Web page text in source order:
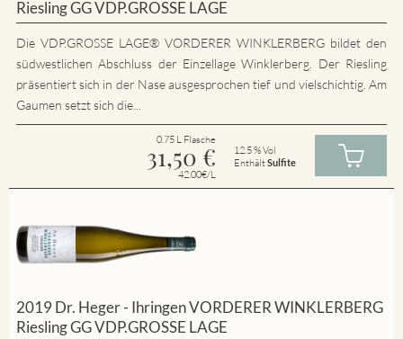
Riesling GG VDP.GROSSE LAGE
Die VDP.GROSSE LAGE® VORDERER WINKLERBERG bildet den
südwestlichen Abschluss der Einzellage Winklerberg. Der Riesling
präsentiert sich in der Nase ausgesprochen tief und vielschichtig. Am
Gaumen setzt sich die...
0.75 L Flasche
31,50 €
42.00€/L
12.5 % Vol
EnthältSulfite
2019 Dr. Heger - Ihringen VORDERER WINKLERBERG
Riesling GG VDP.GROSSE LAGE